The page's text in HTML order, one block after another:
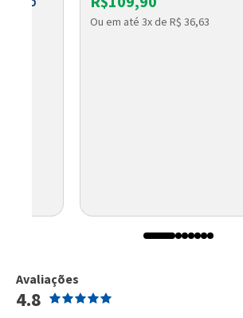
Ou em até 3x de R$ 36,63
Avaliações
4.8